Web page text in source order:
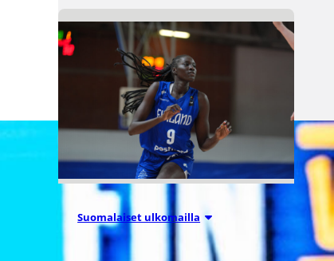
Suomalaiset ulkomailla
08.08.2026 08:54